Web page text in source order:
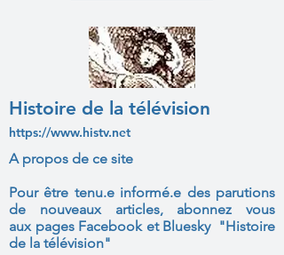
Histoire de la télévision
https://www.histv.net
A propos de ce site
Pour être tenu.e informé.e des parutions
de nouveaux articles, abonnez vous
aux pages Facebook et Bluesky "Histoire
de la télévision"